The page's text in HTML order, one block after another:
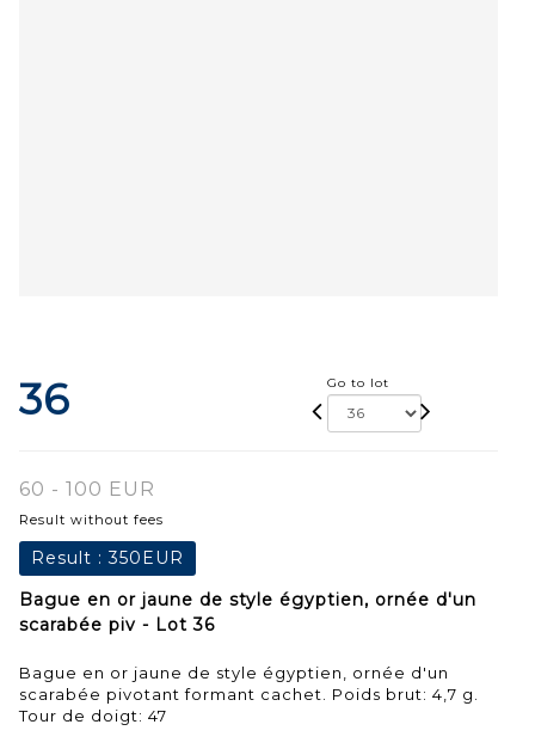
36 Go to lot
60 - 100 EUR
Result without fees
Result :350EUR
Bague en or jaune de style égyptien, ornée d'un
scarabée piv - Lot 36
Bague en or jaune de style égyptien, ornée d'un
scarabée pivotant formant cachet. Poids brut: 4,7 g.
Tour de doigt: 47